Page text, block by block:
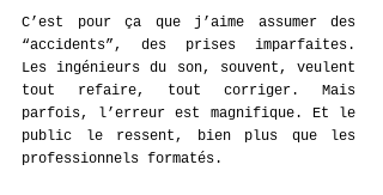
C’est pour ça que j’aime assumer des
“accidents”, des prises imparfaites.
Les ingénieurs du son, souvent, veulent
tout refaire, tout corriger. Mais
parfois, l’erreur est magnifique. Et le
public le ressent, bien plus que les
professionnels formatés.